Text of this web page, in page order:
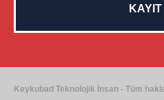
Keykubad Teknolojik İnsan - Tüm